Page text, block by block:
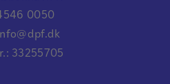
0050
33255705